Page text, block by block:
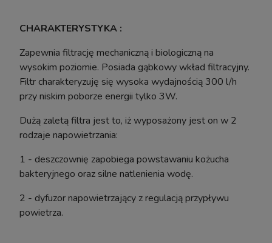
Pinceta Pęseta Prosta Hobby Tool 30cm
13,99 zł
Najniższa cena:17,10 zł
CHARAKTERYSTYKA :
Zapewnia filtrację mechaniczną i biologiczną na
wysokim poziomie. Posiada gąbkowy wkład filtracyjny.
Filtr charakteryzuję się wysoka wydajnością 300 l/h
przy niskim poborze energii tylko 3W.
Dużą zaletą filtra jest to, iż wyposażony jest on w 2
rodzaje napowietrzania:
1 - deszczownię zapobiega powstawaniu kożucha
bakteryjnego oraz silne natlenienia wodę.
2 - dyfuzor napowietrzający z regulacją przypływu
powietrza.